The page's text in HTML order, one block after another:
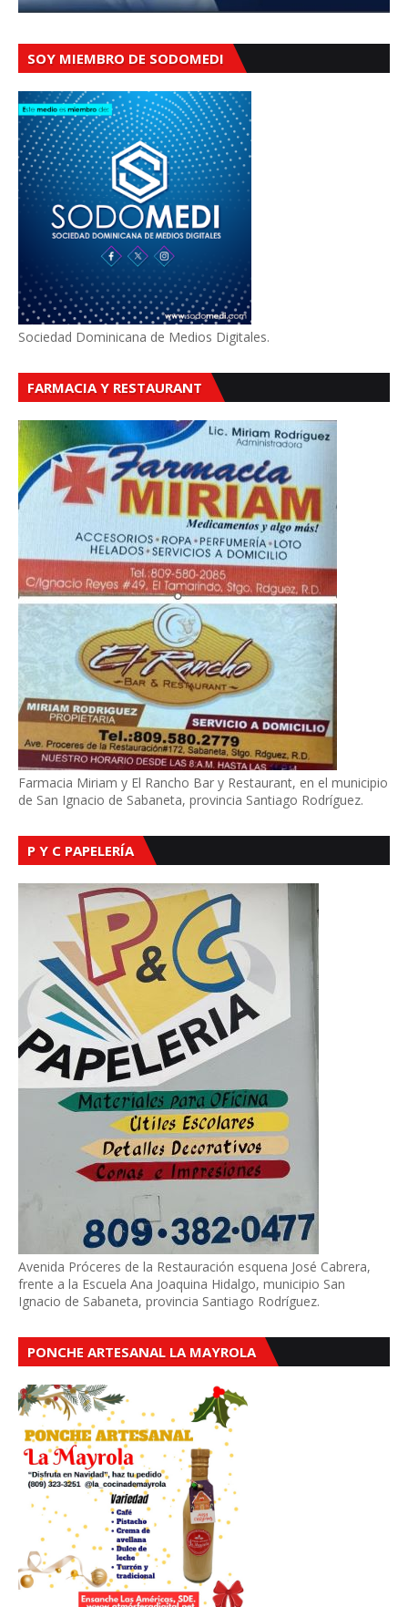
SOY MIEMBRO DE SODOMEDI
Sociedad Dominicana de Medios Digitales.
FARMACIA Y RESTAURANT
Farmacia Miriam y El Rancho Bar y Restaurant, en el municipio
de San Ignacio de Sabaneta, provincia Santiago Rodríguez.
P Y C PAPELERÍA
Avenida Próceres de la Restauración esquena José Cabrera,
frente a la Escuela Ana Joaquina Hidalgo, municipio San
Ignacio de Sabaneta, provincia Santiago Rodríguez.
PONCHE ARTESANAL LA MAYROLA